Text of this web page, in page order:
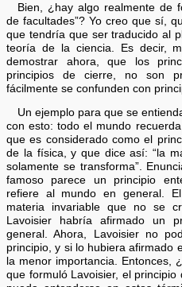
Bien, ¿hay algo realmente de
de facultades”? Yo creo que sí,
que tendría que ser traducido al
teoría de la ciencia. Es decir,
demostrar ahora, que los
principios de cierre, no son
fácilmente se confunden con
Un ejemplo para que se
con esto: todo el mundo
que es considerado como el
de la física, y que dice así: “la
solamente se transforma”.
famoso parece un principio
refiere al mundo en general.
materia invariable que no se
Lavoisier habría afirmado un
general. Ahora, Lavoisier no
principio, y si lo hubiera afirmado
la menor importancia. Entonces,
que formuló Lavoisier, el